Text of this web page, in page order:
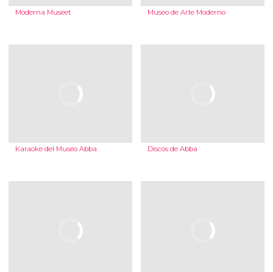
Moderna Museet Museo de Arte Moderno
Karaoke del Museo Abba Discos de Abba